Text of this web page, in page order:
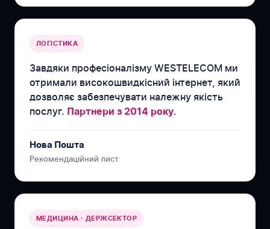
ЛОГІСТИКА
Завдяки професіоналізму WESTELECOM ми
отримали високошвидкісний інтернет, який
дозволяє забезпечувати належну якість
послуг. Партнери з 2014 року.
Нова Пошта
Рекомендаційний лист
МЕДИЦИНА · ДЕРЖСЕКТОР